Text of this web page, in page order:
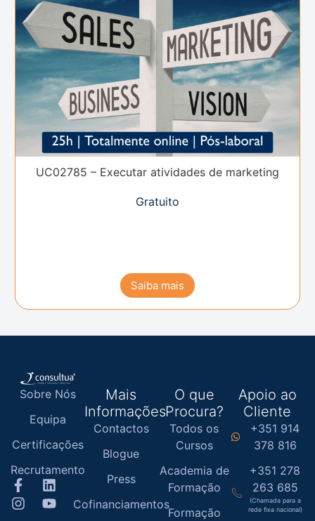
UC02785 – Executar atividades de marketing
Gratuito
Saiba mais
Sobre Nós
Equipa
Certificações
Recrutamento
Mais
Informações
Contactos
Blogue
Press
Cofinanciamentos
O que
Procura?
Todos os
Cursos
Academia de
Formação
Formação
Apoio ao
Cliente
+351 914
378 816
+351 278
263 685
(Chamada para a
rede fixa nacional)